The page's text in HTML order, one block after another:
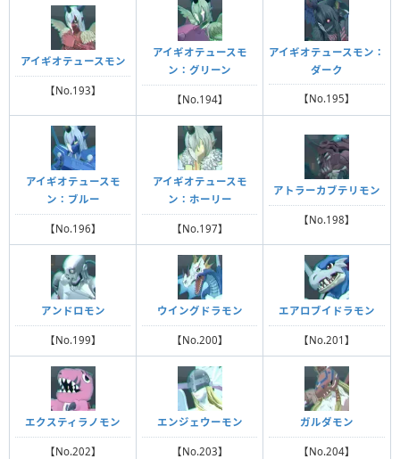
アイギオテュースモン
【No.193】
アイギオテュースモ
ン：グリーン
【No.194】
アイギオテュースモン：
ダーク
【No.195】
アイギオテュースモ
ン：ブルー
【No.196】
アイギオテュースモ
ン：ホーリー
【No.197】
アトラーカブテリモン
【No.198】
アンドロモン
【No.199】
ウイングドラモン
【No.200】
エアロブイドラモン
【No.201】
エクスティラノモン
【No.202】
エンジェウーモン
【No.203】
ガルダモン
【No.204】